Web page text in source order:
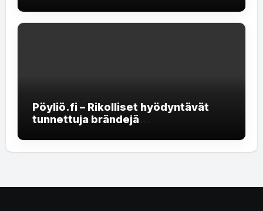
Pöyliö.fi – Rikolliset hyödyntävät
tunnettuja brändejä